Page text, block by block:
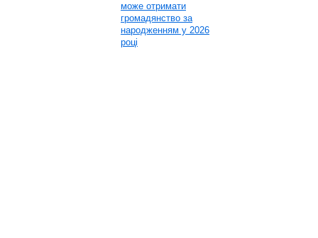
може отримати
громадянство за
народженням у 2026
році